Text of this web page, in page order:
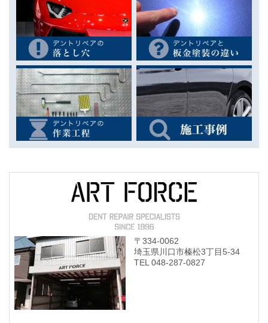
〒334-0062
埼玉県川口市榛松3丁目5-34
TEL 048-287-0827